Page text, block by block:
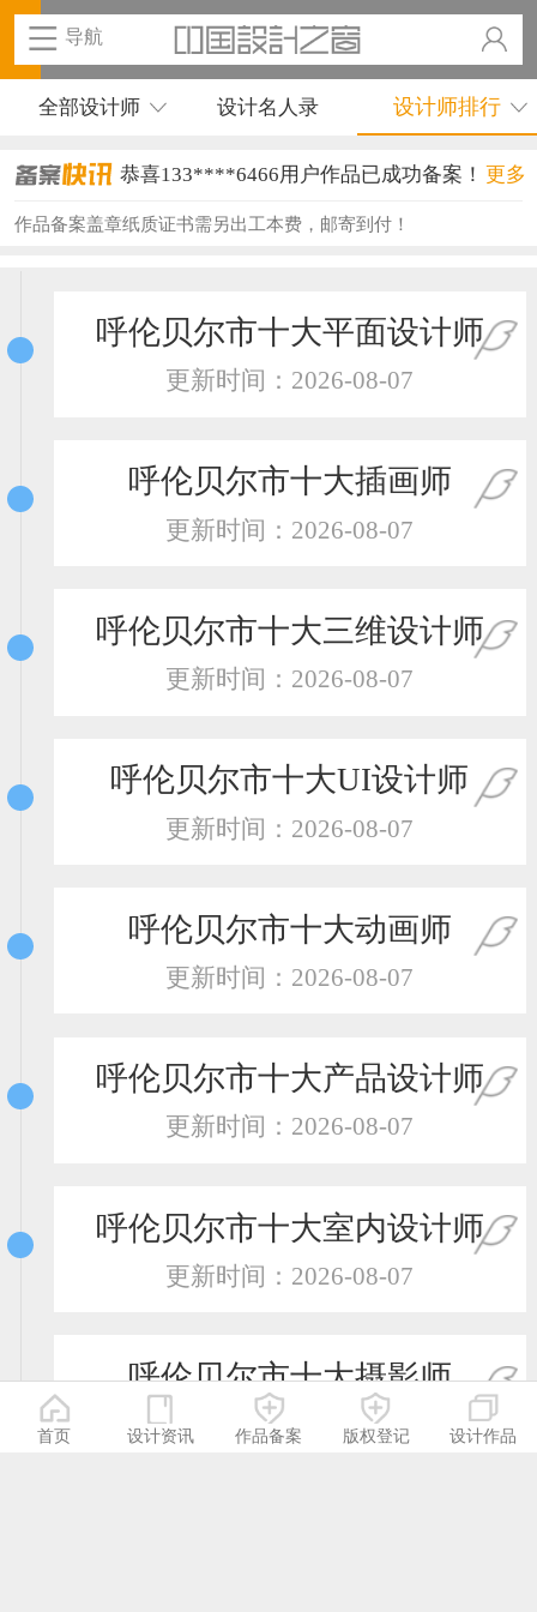
导航
全部设计师 设计名人录 设计师排行
恭喜133****6466用户作品已成功备案！
恭喜131****1475用户作品已成功备案！
恭喜138****8638用户作品已成功备案！
恭喜133****9020用户作品已成功备案！
恭喜159****4930用户作品已成功备案！
恭喜150****6483用户作品已成功备案！
恭喜159****4201用户作品已成功备案！
更多
作品备案盖章纸质证书需另出工本费，邮寄到付！
呼伦贝尔市十大平面设计师
更新时间：2026-08-07
呼伦贝尔市十大插画师
更新时间：2026-08-07
呼伦贝尔市十大三维设计师
更新时间：2026-08-07
呼伦贝尔市十大UI设计师
更新时间：2026-08-07
呼伦贝尔市十大动画师
更新时间：2026-08-07
呼伦贝尔市十大产品设计师
更新时间：2026-08-07
呼伦贝尔市十大室内设计师
更新时间：2026-08-07
呼伦贝尔市十大摄影师
更新时间：2026-08-07
首页 设计资讯 作品备案 版权登记 设计作品